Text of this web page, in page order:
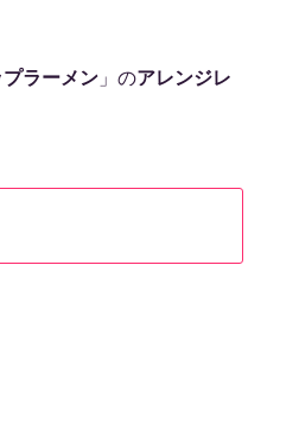
プラーメン 」のアレンジレ